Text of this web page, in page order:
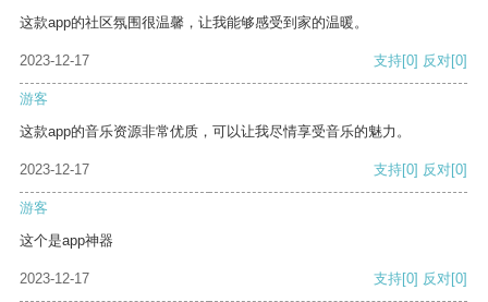
这款app的社区氛围很温馨，让我能够感受到家的温暖。
2023-12-17 支持[0] 反对[0]
游客
这款app的音乐资源非常优质，可以让我尽情享受音乐的魅力。
2023-12-17 支持[0] 反对[0]
游客
这个是app神器
2023-12-17 支持[0] 反对[0]